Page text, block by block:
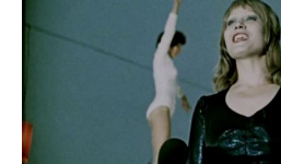
e